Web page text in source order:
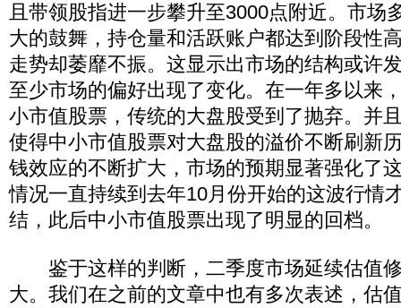
且带领股指进一步攀升至3000点附近。市场
大的鼓舞，持仓量和活跃账户都达到阶段性
走势却萎靡不振。这显示出市场的结构或许
至少市场的偏好出现了变化。在一年多以来
小市值股票，传统的大盘股受到了抛弃。并
使得中小市值股票对大盘股的溢价不断刷新
钱效应的不断扩大，市场的预期显著强化了
情况一直持续到去年10月份开始的这波行情
结，此后中小市值股票出现了明显的回档。
鉴于这样的判断，二季度市场延续估值
大。我们在之前的文章中也有多次表述，估